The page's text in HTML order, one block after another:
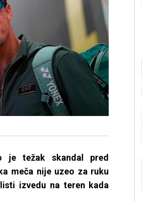
je težak skandal pred
meča nije uzeo za ruku
izvedu na teren kada